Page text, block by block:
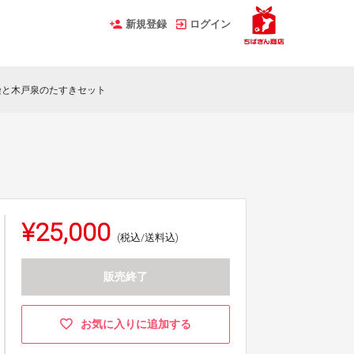
新規登録 ログイン
木戸泉のたすきセット
¥25,000 (税込/送料込)
販売終了
お気に入りに追加する